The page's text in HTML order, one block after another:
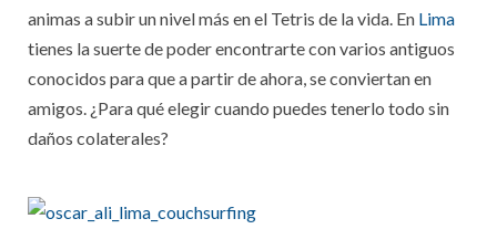
animas a subir un nivel más en el Tetris de la vida. En Lima
tienes la suerte de poder encontrarte con varios antiguos
conocidos para que a partir de ahora, se conviertan en
amigos. ¿Para qué elegir cuando puedes tenerlo todo sin
daños colaterales?